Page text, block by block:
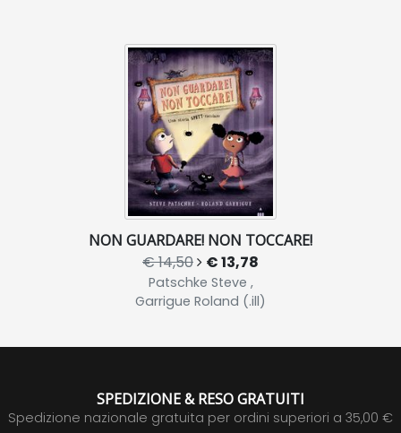
NON GUARDARE! NON TOCCARE!
€ 14,50 € 13,78
Patschke Steve ,
Garrigue Roland (.ill)
SPEDIZIONE & RESO GRATUITI
Spedizione nazionale gratuita per ordini superiori a 35,00 €